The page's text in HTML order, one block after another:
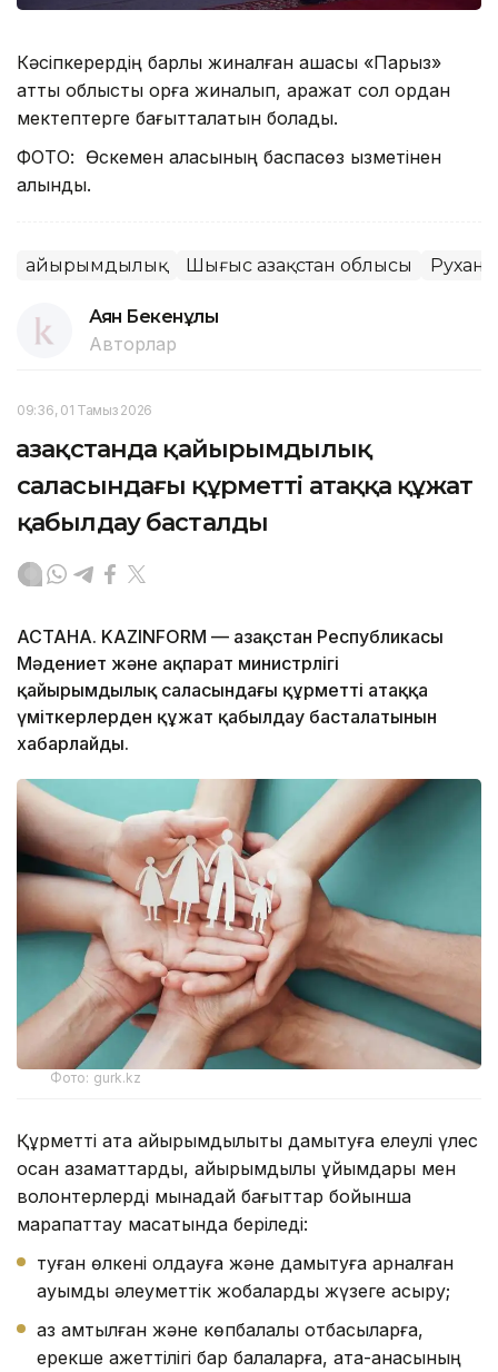
Кәсіпкерердің барлық жиналған ақшасы «Парыз»
атты облыстық қорға жиналып, қаражат сол қордан
мектептерге бағытталатын болады.
ФОТО: Өскемен қаласының баспасөз қызметінен
алынды.
Қайырымдылық Шығыс Қазақстан облысы
Аян Бекенұлы
Авторлар
09:36, 01 Тамыз 2026
Қазақстанда қайырымдылық
саласындағы құрметті атаққа құжат
қабылдау басталды
АСТАНА. KAZINFORM — Қазақстан Республикасы
Мәдениет және ақпарат министрлігі
қайырымдылық саласындағы құрметті атаққа
үміткерлерден құжат қабылдау басталатынын
хабарлайды.
Фото: gurk.kz
Құрметті атақ қайырымдылықты дамытуға елеулі үлес
қосқан азаматтарды, қайырымдылық ұйымдары мен
волонтерлерді мынадай бағыттар бойынша
марапаттау мақсатында беріледі:
туған өлкені қолдауға және дамытуға арналған
ауқымды әлеуметтік жобаларды жүзеге асыру;
аз қамтылған және көпбалалы отбасыларға,
ерекше қажеттілігі бар балаларға, ата-анасының